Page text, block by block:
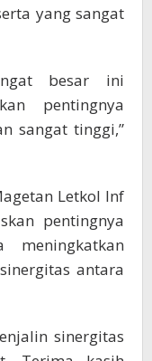
yang sangat
besar ini
pentingnya
sangat tinggi,”
Letkol Inf
pentingnya
antara
sinergitas